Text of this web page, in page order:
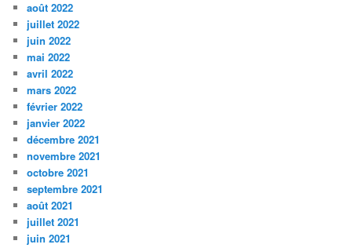
août 2022
juillet 2022
juin 2022
mai 2022
avril 2022
mars 2022
février 2022
janvier 2022
décembre 2021
novembre 2021
octobre 2021
septembre 2021
août 2021
juillet 2021
juin 2021